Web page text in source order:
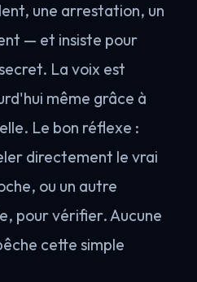
une arrestation, un
— et insiste pour
La voix est
même grâce à
Le bon réflexe :
directement le vrai
ou un autre
pour vérifier. Aucune
cette simple